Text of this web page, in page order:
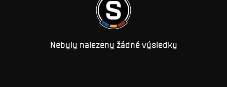
Nebyly nalezeny žádné výsledky